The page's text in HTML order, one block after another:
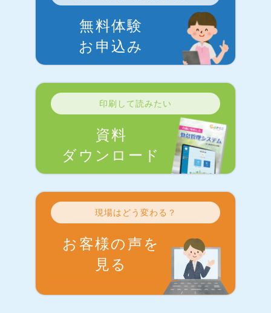
無料体験
お申込み
印刷して読みたい
資料
ダウンロード
現場はどう変わる？
お客様の声を
見る